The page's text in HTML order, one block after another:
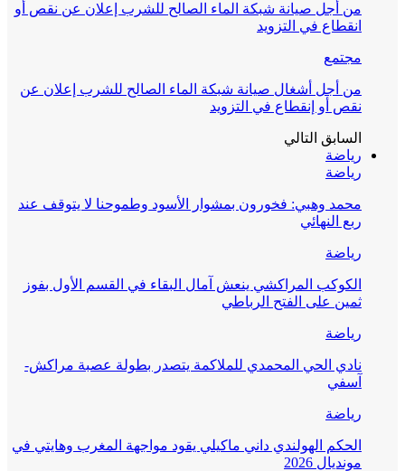
من أجل صيانة شبكة الماء الصالح للشرب إعلان عن نقص أو
انقطاع في التزويد
مجتمع
من أجل أشغال صيانة شبكة الماء الصالح للشرب إعلان عن
نقص أو إنقطاع في التزويد
السابق التالي
رياضة
رياضة
محمد وهبي: فخورون بمشوار الأسود وطموحنا لا يتوقف عند
ربع النهائي
رياضة
الكوكب المراكشي ينعش آمال البقاء في القسم الأول بفوز
ثمين على الفتح الرباطي
رياضة
نادي الحي المحمدي للملاكمة يتصدر بطولة عصبة مراكش-
آسفي
رياضة
الحكم الهولندي داني ماكيلي يقود مواجهة المغرب وهايتي في
مونديال 2026